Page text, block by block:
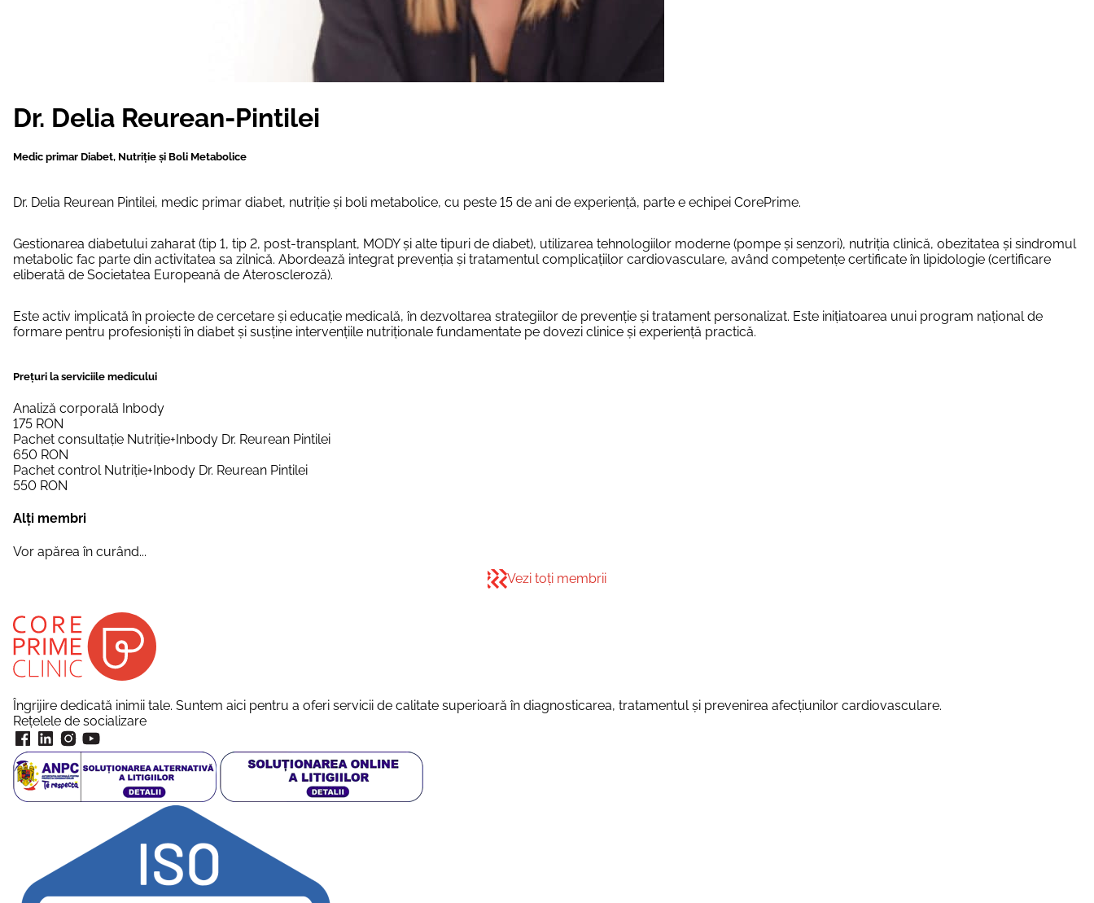
Dr. Delia Reurean-Pintilei
Medic primar Diabet, Nutriție și Boli Metabolice
Dr. Delia Reurean Pintilei, medic primar diabet, nutriție și boli metabolice, cu peste 15 de ani de experiență, parte e echipei CorePrime.
Gestionarea diabetului zaharat (tip 1, tip 2, post-transplant, MODY și alte tipuri de diabet), utilizarea tehnologiilor moderne (pompe și senzori), nutriția clinică, obezitatea și sindromul
metabolic fac parte din activitatea sa zilnică. Abordează integrat prevenția și tratamentul complicațiilor cardiovasculare, având competențe certificate în lipidologie (certificare
eliberată de Societatea Europeană de Ateroscleroză).
Este activ implicată în proiecte de cercetare și educație medicală, în dezvoltarea strategiilor de prevenție și tratament personalizat. Este inițiatoarea unui program național de
formare pentru profesioniști în diabet și susține intervențiile nutriționale fundamentate pe dovezi clinice și experiență practică.
Prețuri la serviciile medicului
Analiză corporală Inbody
175 RON
Pachet consultație Nutriție+Inbody Dr. Reurean Pintilei
650 RON
Pachet control Nutriție+Inbody Dr. Reurean Pintilei
550 RON
Alți membri
Vor apărea în curând...
Vezi toți membrii
Îngrijire dedicată inimii tale. Suntem aici pentru a oferi servicii de calitate superioară în diagnosticarea, tratamentul și prevenirea afecțiunilor cardiovasculare.
Rețelele de socializare